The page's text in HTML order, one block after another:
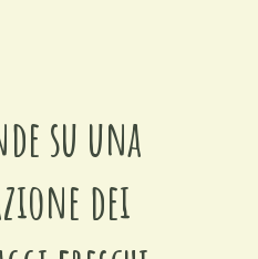
su una
dei